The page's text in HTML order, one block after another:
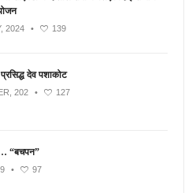
2024 • 139
प्रसिद्ध देव पशाकोट
202 • 127
“बचपन”
• 97